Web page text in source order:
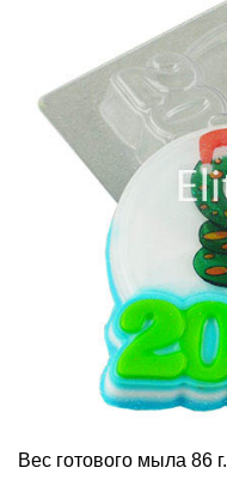
Вес готового мыла 86 г.